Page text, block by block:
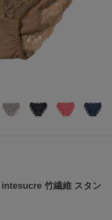
竹繊維 スタン